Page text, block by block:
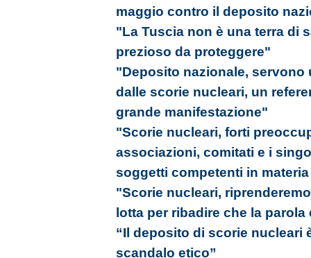
maggio contro il deposito
"La Tuscia non è una terra di
prezioso da proteggere"
"Deposito nazionale,
dalle scorie nucleari, un
grande manifestazione"
"Scorie nucleari, forti
associazioni, comitati e i
soggetti competenti in
"Scorie nucleari,
lotta per ribadire che la
“Il deposito di scorie nucleari
scandalo etico”